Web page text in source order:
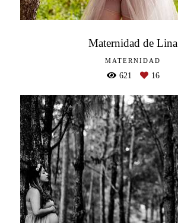
Maternidad de Lina
MATERNIDAD
621 16